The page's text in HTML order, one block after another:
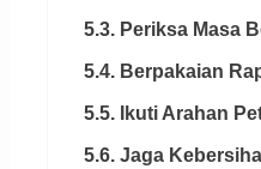
5.3. Periksa Masa
5.4. Berpakaian
5.5. Ikuti Arahan
5.6. Jaga